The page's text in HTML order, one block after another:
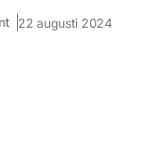
22 augusti 2024